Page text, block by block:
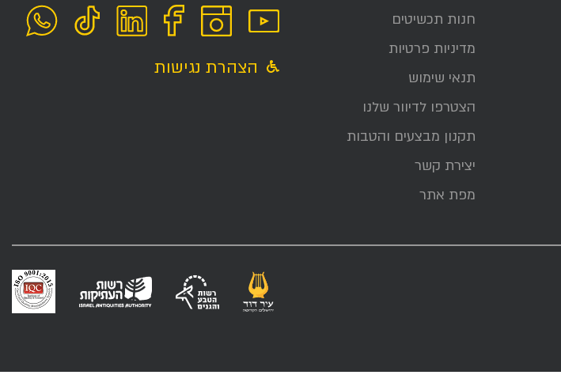
חנות תכשיטים
מדיניות פרטיות
תנאי שימוש
הצטרפו לדיוור שלנו
תקנון מבצעים והטבות
יצירת קשר
מפת אתר
הצהרת נגישות